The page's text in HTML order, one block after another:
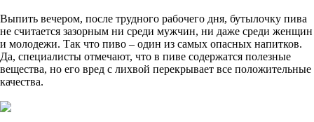
Выпить вечером, после трудного рабочего дня, бутылочку пива
не считается зазорным ни среди мужчин, ни даже среди женщин
и молодежи. Так что пиво – один из самых опасных напитков.
Да, специалисты отмечают, что в пиве содержатся полезные
вещества, но его вред с лихвой перекрывает все положительные
качества.